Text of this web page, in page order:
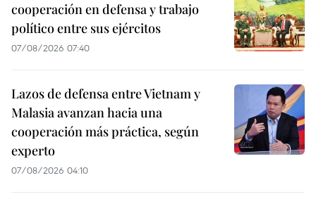
cooperación en defensa y trabajo
político entre sus ejércitos
07/08/2026 07:40
Lazos de defensa entre Vietnam y
Malasia avanzan hacia una
cooperación más práctica, según
experto
07/08/2026 04:10